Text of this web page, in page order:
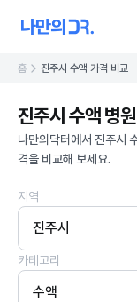
홈 진주시 수액 가격 비교
진주시 수액 병
나만의닥터에서 진주시
격을 비교해 보세요.
지역
진주시
카테고리
수액